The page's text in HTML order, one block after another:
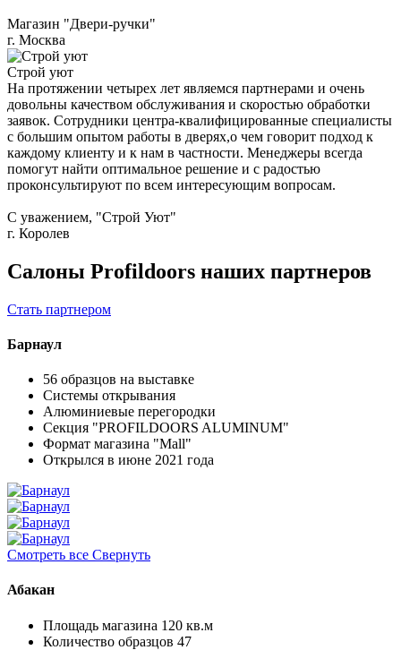
Магазин "Двери-ручки"
г. Москва
Строй уют
На протяжении четырех лет являемся партнерами и очень
довольны качеством обслуживания и скоростью обработки
заявок. Сотрудники центра-квалифицированные специалисты
с большим опытом работы в дверях,о чем говорит подход к
каждому клиенту и к нам в частности. Менеджеры всегда
помогут найти оптимальное решение и с радостью
проконсультируют по всем интересующим вопросам.
С уважением, "Строй Уют"
г. Королев
Салоны Profildoors наших партнеров
Стать партнером
Барнаул
56 образцов на выставке
Системы открывания
Алюминиевые перегородки
Секция "PROFILDOORS ALUMINUM"
Формат магазина "Mall"
Открылся в июне 2021 года
Смотреть все Свернуть
Абакан
Площадь магазина 120 кв.м
Количество образцов 47